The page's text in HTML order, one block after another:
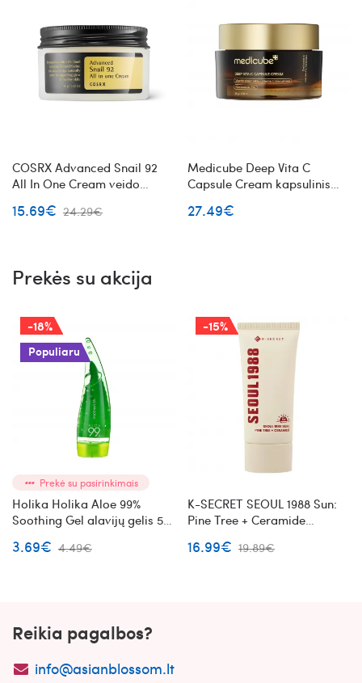
COSRX Advanced Snail 92
All In One Cream veido
15.69€ 24.29€
Medicube Deep Vita C
Capsule Cream kapsulinis
27.49€
Prekės su akcija
-18%
Populiaru
Prekė su pasirinkimais
Holika Holika Aloe 99%
Soothing Gel alavijų gelis 55
3.69€ 4.49€
-15%
K-SECRET SEOUL 1988 Sun:
Pine Tree + Ceramide
saulės
16.99€ 19.89€
Reikia pagalbos?
info@asianblossom.lt